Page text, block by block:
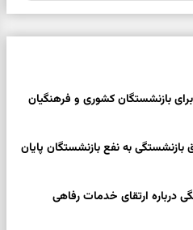
بازنشستگان کشوری و فرهنگیان
به نفع بازنشستگان پایان
درباره ارتقای خدمات رفاهی